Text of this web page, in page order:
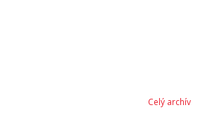
Celý archív